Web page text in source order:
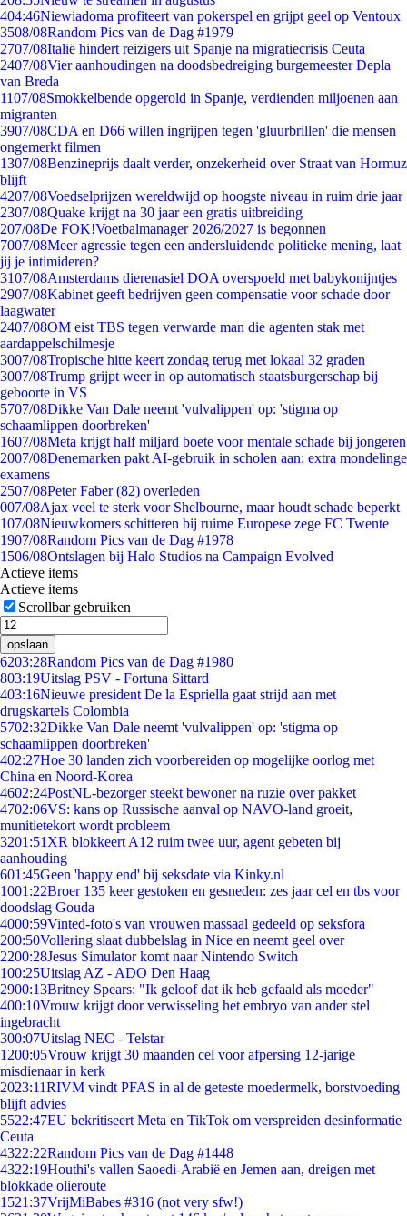
404:46Niewiadoma profiteert van pokerspel en grijpt geel op Ventoux
3508/08Random Pics van de Dag #1979
2707/08Italië hindert reizigers uit Spanje na migratiecrisis Ceuta
2407/08Vier aanhoudingen na doodsbedreiging burgemeester Depla
van Breda
1107/08Smokkelbende opgerold in Spanje, verdienden miljoenen aan
migranten
3907/08CDA en D66 willen ingrijpen tegen 'gluurbrillen' die mensen
ongemerkt filmen
1307/08Benzineprijs daalt verder, onzekerheid over Straat van Hormuz
blijft
4207/08Voedselprijzen wereldwijd op hoogste niveau in ruim drie jaar
2307/08Quake krijgt na 30 jaar een gratis uitbreiding
207/08De FOK!Voetbalmanager 2026/2027 is begonnen
7007/08Meer agressie tegen een andersluidende politieke mening, laat
jij je intimideren?
3107/08Amsterdams dierenasiel DOA overspoeld met babykonijntjes
2907/08Kabinet geeft bedrijven geen compensatie voor schade door
laagwater
2407/08OM eist TBS tegen verwarde man die agenten stak met
aardappelschilmesje
3007/08Tropische hitte keert zondag terug met lokaal 32 graden
3007/08Trump grijpt weer in op automatisch staatsburgerschap bij
geboorte in VS
5707/08Dikke Van Dale neemt 'vulvalippen' op: 'stigma op
schaamlippen doorbreken'
1607/08Meta krijgt half miljard boete voor mentale schade bij jongeren
2007/08Denemarken pakt AI-gebruik in scholen aan: extra mondelinge
examens
2507/08Peter Faber (82) overleden
007/08Ajax veel te sterk voor Shelbourne, maar houdt schade beperkt
107/08Nieuwkomers schitteren bij ruime Europese zege FC Twente
1907/08Random Pics van de Dag #1978
1506/08Ontslagen bij Halo Studios na Campaign Evolved
Actieve items
Actieve items
Scrollbar gebruiken
opslaan
6203:28Random Pics van de Dag #1980
803:19Uitslag PSV - Fortuna Sittard
403:16Nieuwe president De la Espriella gaat strijd aan met
drugskartels Colombia
5702:32Dikke Van Dale neemt 'vulvalippen' op: 'stigma op
schaamlippen doorbreken'
402:27Hoe 30 landen zich voorbereiden op mogelijke oorlog met
China en Noord-Korea
4602:24PostNL-bezorger steekt bewoner na ruzie over pakket
4702:06VS: kans op Russische aanval op NAVO-land groeit,
munitietekort wordt probleem
3201:51 XR blokkeert A12 ruim twee uur, agent gebeten bij
aanhouding
601:45Geen 'happy end' bij seksdate via Kinky.nl
1001:22Broer 135 keer gestoken en gesneden: zes jaar cel en tbs voor
doodslag Gouda
4000:59Vinted-foto's van vrouwen massaal gedeeld op seksfora
200:50Vollering slaat dubbelslag in Nice en neemt geel over
2200:28Jesus Simulator komt naar Nintendo Switch
100:25Uitslag AZ - ADO Den Haag
2900:13Britney Spears: "Ik geloof dat ik heb gefaald als moeder"
400:10Vrouw krijgt door verwisseling het embryo van ander stel
ingebracht
300:07Uitslag NEC - Telstar
1200:05Vrouw krijgt 30 maanden cel voor afpersing 12-jarige
misdienaar in kerk
2023:11RIVM vindt PFAS in al de geteste moedermelk, borstvoeding
blijft advies
5522:47EU bekritiseert Meta en TikTok om verspreiden desinformatie
Ceuta
4322:22Random Pics van de Dag #1448
4322:19Houthi's vallen Saoedi-Arabië en Jemen aan, dreigen met
blokkade olieroute
1521:37VrijMiBabes #316 (not very sfw!)